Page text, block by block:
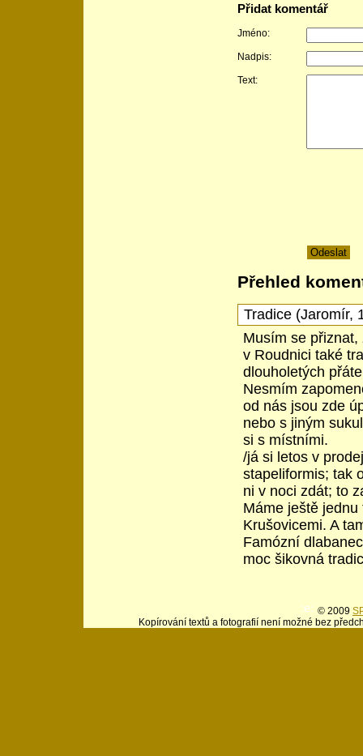
Přidat komentář
Jméno:
Nadpis:
Text:
Přehled
Tradice(Jaromír,
Musím se
v Roudnici také
dlouholetých
Nesmím
od nás jsou zde
nebo s jiným
si s místními.
/já si letos v
stapeliformis; tak
ni v noci zdát; to
Máme ještě
Krušovicemi. A
Famózní
moc šikovná
© 2009
Kopírování textů a fotografií není možné bez